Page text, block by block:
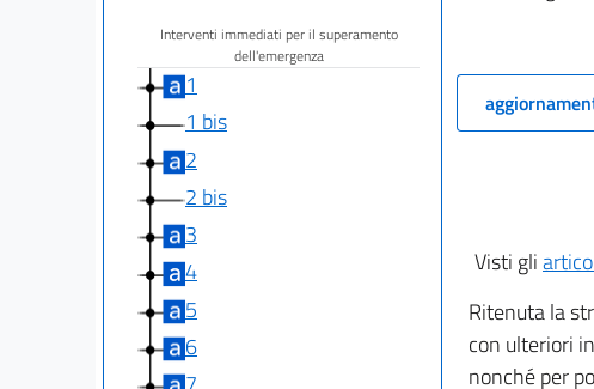
Interventi immediati per il superamento
dell'emergenza
1
1 bis
2
2 bis
3
4
5
6
Visti gli
Ritenuta la
con ulteriori
nonché per